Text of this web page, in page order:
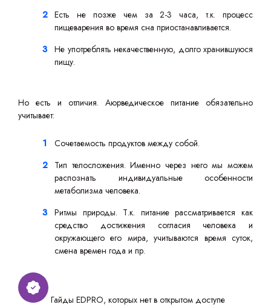
Есть не позже чем за 2-3 часа, т.к. процесс
пищеварения во время сна приостанавливается.
Не употреблять некачественную, долго хранившуюся
пищу.
Но есть и отличия. Аюрведическое питание обязательно
учитывает:
Сочетаемость продуктов между собой.
Тип телосложения. Именно через него мы можем
распознать индивидуальные особенности
метаболизма человека.
Ритмы природы. Т.к. питание рассматривается как
средство достижения согласия человека и
окружающего его мира, учитываются время суток,
смена времен года и пр.
Гайды EDPRO, которых нет в открытом доступе